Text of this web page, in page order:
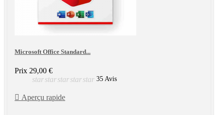
Microsoft Office Standard...
Prix 29,00 €
starstarstarstarstar 35 Avis
 Aperçu rapide